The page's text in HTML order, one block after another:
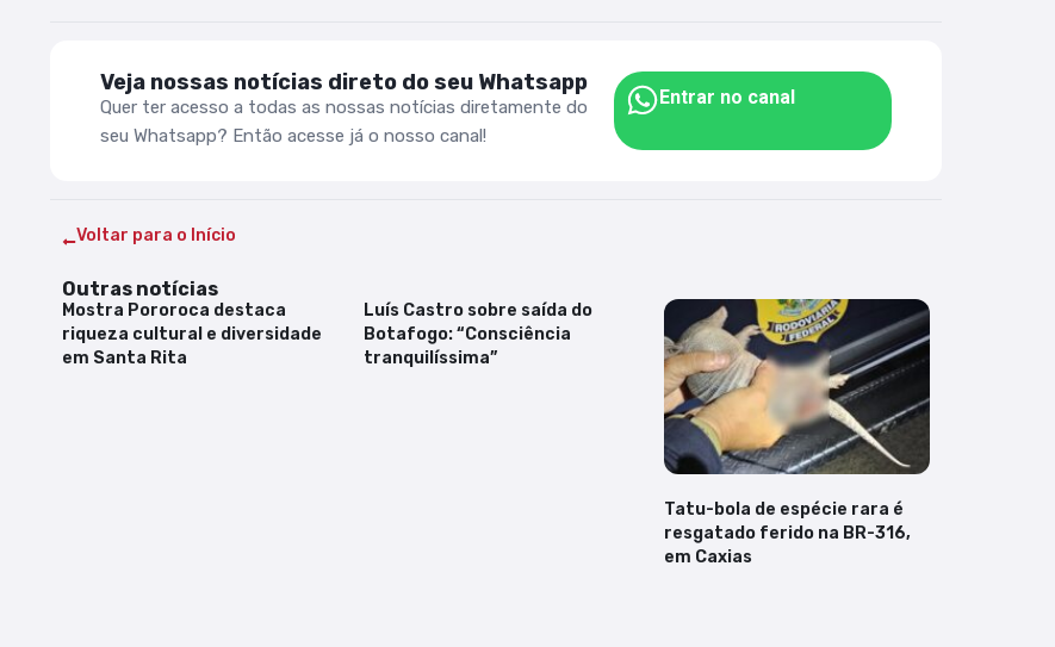
Veja nossas notícias direto do seu Whatsapp
Quer ter acesso a todas as nossas notícias diretamente do
seu Whatsapp? Então acesse já o nosso canal!
Entrar no canal
Voltar para o Início
Outras notícias
Mostra Pororoca destaca
riqueza cultural e diversidade
em Santa Rita
Luís Castro sobre saída do
Botafogo: “Consciência
tranquilíssima”
Tatu-bola de espécie rara é
resgatado ferido na BR-316,
em Caxias